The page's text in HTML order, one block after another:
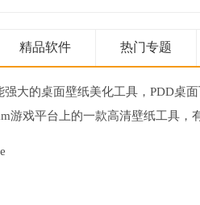
精品软件 热门专题
强大的桌面壁纸美化工具，PDD桌
游戏平台上的一款高清壁纸工具